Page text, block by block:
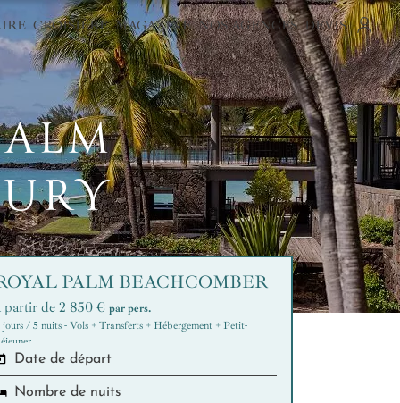
CROISIÈRE MAGAZINE NOS AGENCES DEVIS
PALM BEACHCOMBER
partir de 2 850 €par pers.
jours / 5 nuits - Vols + Transferts + Hébergement + Petit-
Date de départ
Nombre de nuits